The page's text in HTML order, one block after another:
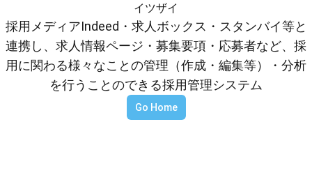
イツザイ
採用メディアIndeed・求人ボックス・スタンバイ等と
連携し、求人情報ページ・募集要項・応募者など、採
用に関わる様々なことの管理（作成・編集等）・分析
を行うことのできる採用管理システム
Go Home